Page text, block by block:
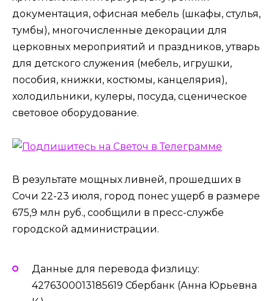
документация, офисная мебель (шкафы, стулья,
тумбы), многочисленные декорации для
церковных мероприятий и праздников, утварь
для детского служения (мебель, игрушки,
пособия, книжки, костюмы, канцелярия),
холодильники, кулеры, посуда, сценическое
световое оборудование.
В результате мощных ливней, прошедших в
Сочи 22-23 июля, город понес ущерб в размере
675,9 млн руб., сообщили в пресс-службе
городской администрации.
Данные для перевода физлицу:
4276300013185619 Сбербанк (Анна Юрьевна